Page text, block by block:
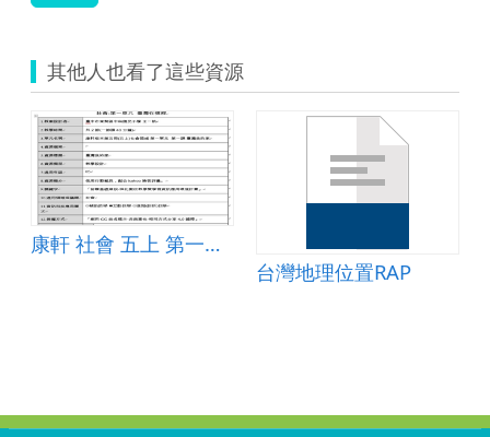
會-
其他人也看了這些資源
康軒 社會 五上 第一單元
台灣地理位置RAP